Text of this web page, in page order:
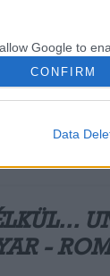
Google to
Google to
CONFIRM
Data
SZERZŐ:vincent1
válogatott isztambul
-